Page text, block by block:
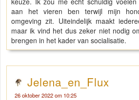
aan het vieren ben terwijl mijn
omgeving zit. Uiteindelijk maakt
maar ik vind het dus zeker niet nodig
brengen in het kader van socialisatie.
Jelena_en_Flux
26 oktober 2022 om 10:25